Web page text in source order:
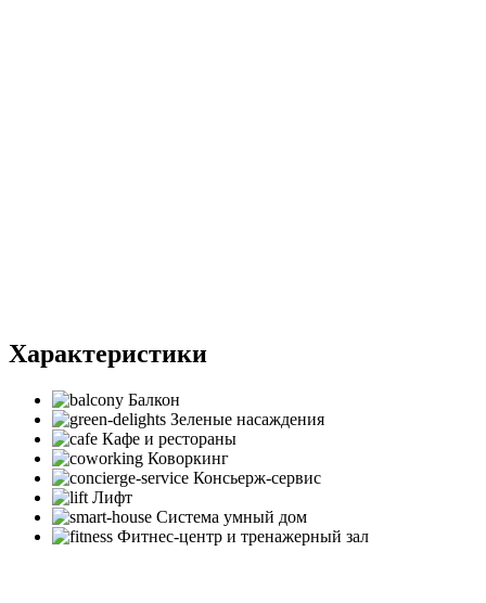
Характеристики
Балкон
Зеленые насаждения
Кафе и рестораны
Коворкинг
Консьерж-сервис
Лифт
Система умный дом
Фитнес-центр и тренажерный зал